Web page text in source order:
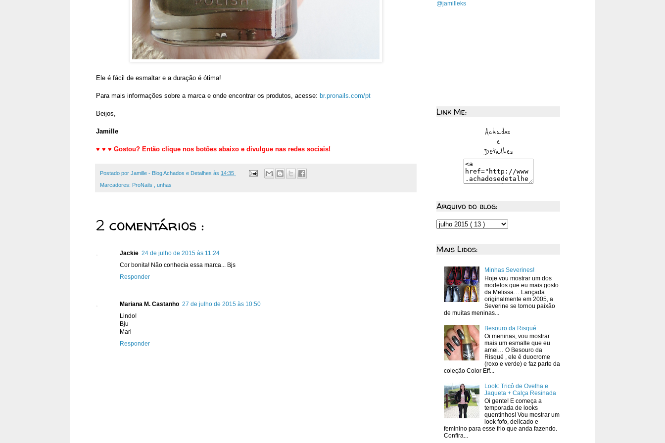
Ele é fácil de esmaltar e a duração é ótima!
Para mais informações sobre a marca e onde encontrar os produtos, acesse: br.pronails.com/pt
Beijos,
Jamille
♥ ♥ ♥ Gostou? Então clique nos botões abaixo e divulgue nas redes sociais!
Postado por Jamille - Blog Achados e Detalhes às 14:35
Marcadores: ProNails unhas
2 comentários :
Jackie 24 de julho de 2015 às 11:24
Cor bonita! Não conhecia essa marca... Bjs
Responder
Mariana M. Castanho 27 de julho de 2015 às 10:50
Lindo!
Bju
Mari
Responder
@jamilleks
Link Me:
Arquivo do blog:
Mais Lidos:
Minhas Severines!
Hoje vou mostrar um dos
modelos que eu mais gosto
da Melissa… Lançada
originalmente em 2005, a
Severine se tornou paixão
de muitas meninas...
Besouro da Risqué
Oi meninas, vou mostrar
mais um esmalte que eu
amei… O Besouro da
Risqué , ele é duocrome
(roxo e verde) e faz parte da
coleção Color Eff...
Look: Tricô de Ovelha e
Jaqueta + Calça Resinada
Oi gente! E começa a
temporada de looks
quentinhos! Vou mostrar um
look fofo, delicado e
feminino para esse frio que anda fazendo.
Confira...